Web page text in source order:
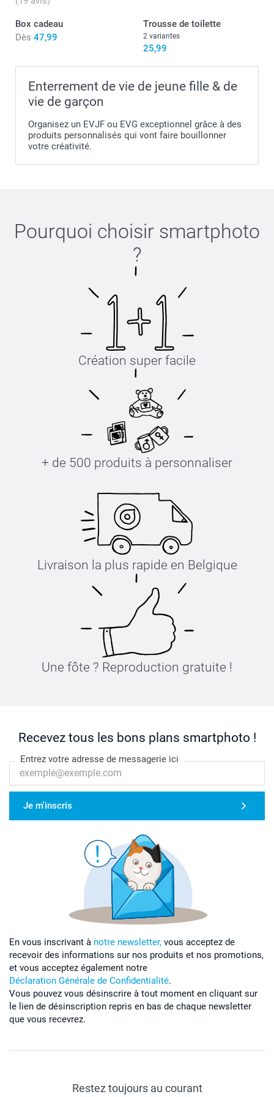
Box cadeau
Dès 47,99
Trousse de toilette
2 variantes
25,99
Enterrement de vie de jeune fille & de
vie de garçon
Organisez un EVJF ou EVG exceptionnel grâce à des
produits personnalisés qui vont faire bouillonner
votre créativité.
Pourquoi choisir smartphoto
?
Création super facile
+ de 500 produits à personnaliser
Livraison la plus rapide en Belgique
Une fôte ? Reproduction gratuite !
Recevez tous les bons plans smartphoto !
Entrez votre adresse de messagerie ici
Je m'inscris
En vous inscrivant à notre newsletter, vous acceptez de
recevoir des informations sur nos produits et nos promotions,
et vous acceptez également notre
Déclaration Générale de Confidentialité.
Vous pouvez vous désinscrire à tout moment en cliquant sur
le lien de désinscription repris en bas de chaque newsletter
que vous recevrez.
Restez toujours au courant